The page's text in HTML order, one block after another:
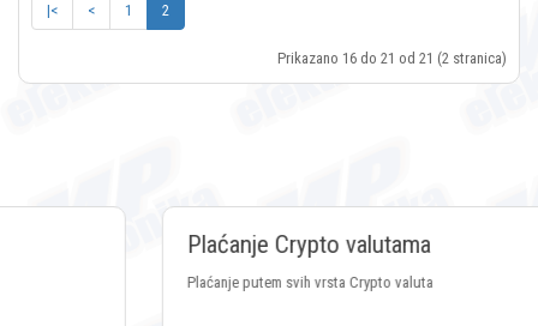
|< < 1 2
Prikazano 16 do 21 od 21 (2 stranica)
Plaćanje Crypto valutama
Plaćanje putem svih vrsta Crypto valuta